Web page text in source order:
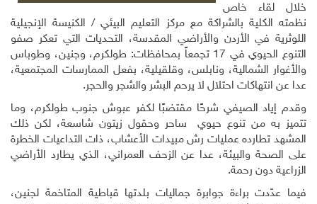
خلال لقاء خاص
نظمته الكلية بالشراكة مع مركز التعليم البيئي / الكنيسة الإنجيلية
اللوثرية في الأردن والأراضي المقدسة، التحديات التي تعكر صفو
التنوع الحيوي في 17 تجمعاً بمحافظات: طولكرم، وجنين، وطوباس
والأغوار الشمالية، ونابلس، وقلقيلية، بفعل الممارسات المجتمعية،
عدا عن انتهاكات احتلال لا يرحم البشر والشجر والحجر.
وقدم إياد الصيفي شرحًا مقتضبًا لكفر عبوش جنوب طولكرم، وما
تتميز به من تنوع حيوي ساحر وحقول زيتون شاسعة، لكن ذلك
المشهد تطارده عمليات رش مبيدات الأعشاب، ذات التداعيات الخطرة
على الصحة والبيئة، عدا عن الزحف العمراني، الذي يطارد الأراضي
الزراعية دون رحمة.
فيما عدّدت براءة جوابرة جماليات بلدتها قباطية المتاخمة لجنين،